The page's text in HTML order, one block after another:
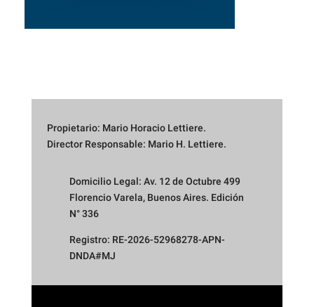
Propietario: Mario Horacio Lettiere.
Director Responsable: Mario H. Lettiere.
Domicilio Legal: Av. 12 de Octubre 499
Florencio Varela, Buenos Aires. Edición
N° 336
Registro: RE-2026-52968278-APN-
DNDA#MJ